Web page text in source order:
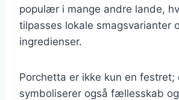
populær i mange andre lande,
tilpasses lokale smagsvarianter
ingredienser.
Porchetta er ikke kun en festret;
symboliserer også fællesskab